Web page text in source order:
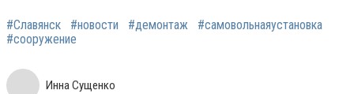
#Славянск #новости #демонтаж
#самовольнаяустановка
#сооружение
Инна Сущенко